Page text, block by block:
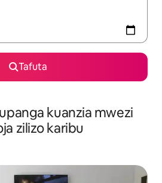
Tafuta
kuanzia mwezi
zilizo karibu